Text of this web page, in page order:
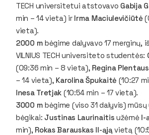
TECH universitetui atstovavo Gabija
min – 14 vieta) ir Irma Maciulevičiūtė
vieta).
2000 m bėgime dalyvavo 17 merginų,
VILNIUS TECH universiteto studentės:
(09:36 min – 8 vieta), Regina
– 14 vieta), Karolina Špukaitė (10:27
Inesa Tretjak (10:54 min – 17 vieta).
3000 m bėgime (viso 31 dalyvis)
bėgikai: Justinas Laurinaitis užėmė I-
min), Rokas Barauskas II-ąjąvietą